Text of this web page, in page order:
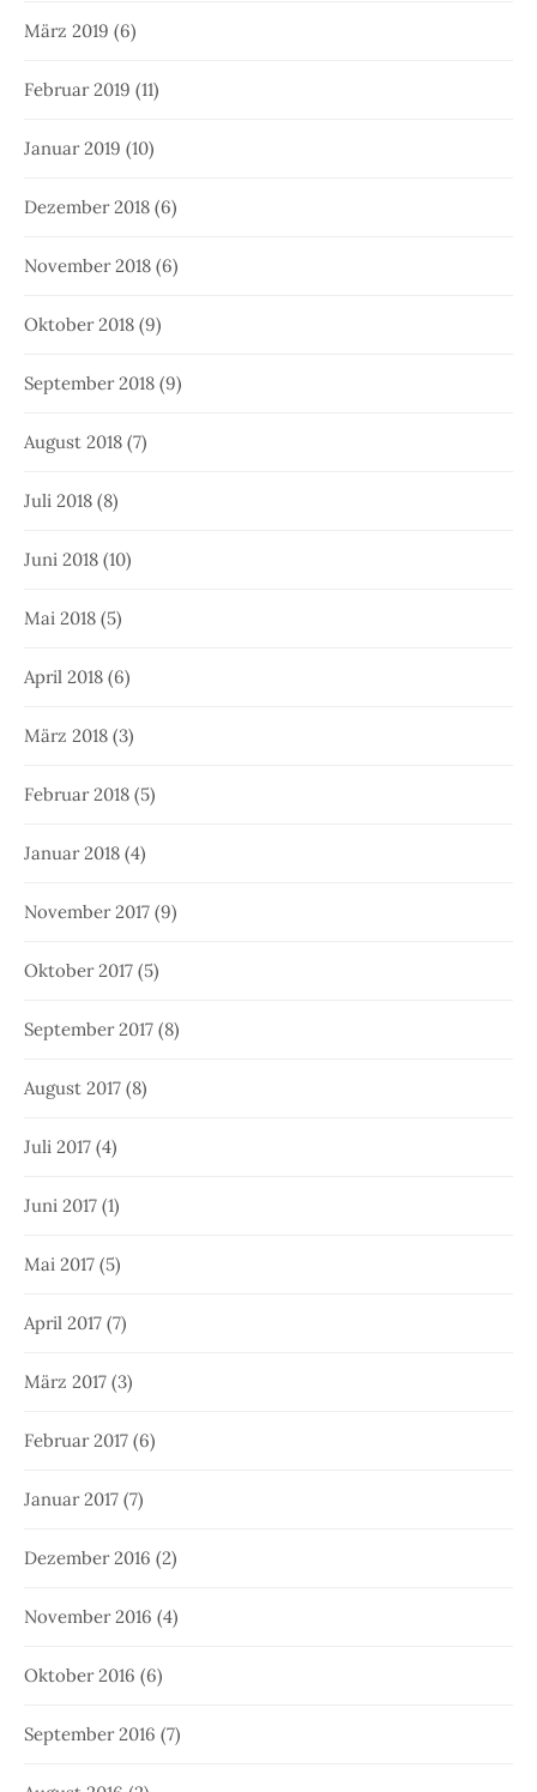
März 2019 (6)
Februar 2019 (11)
Januar 2019 (10)
Dezember 2018 (6)
November 2018 (6)
Oktober 2018 (9)
September 2018 (9)
August 2018 (7)
Juli 2018 (8)
Juni 2018 (10)
Mai 2018 (5)
April 2018 (6)
März 2018 (3)
Februar 2018 (5)
Januar 2018 (4)
November 2017 (9)
Oktober 2017 (5)
September 2017 (8)
August 2017 (8)
Juli 2017 (4)
Juni 2017 (1)
Mai 2017 (5)
April 2017 (7)
März 2017 (3)
Februar 2017 (6)
Januar 2017 (7)
Dezember 2016 (2)
November 2016 (4)
Oktober 2016 (6)
September 2016 (7)